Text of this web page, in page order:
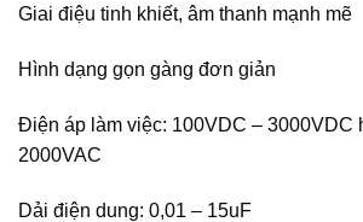
Giai điệu tinh khiết, âm thanh mạnh mẽ
Hình dạng gọn gàng đơn giản
Điện áp làm việc: 100VDC – 3000VDC
2000VAC
Dải điện dung: 0,01 – 15uF